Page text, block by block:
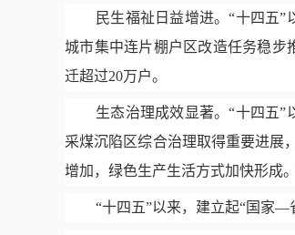
民生福祉日益增进。“十四五”
城市集中连片棚户区改造任务稳步
迁超过20万户。
生态治理成效显著。“十四五”
采煤沉陷区综合治理取得重要进展
增加，绿色生产生活方式加快形成
“十四五”以来，建立起“国家—